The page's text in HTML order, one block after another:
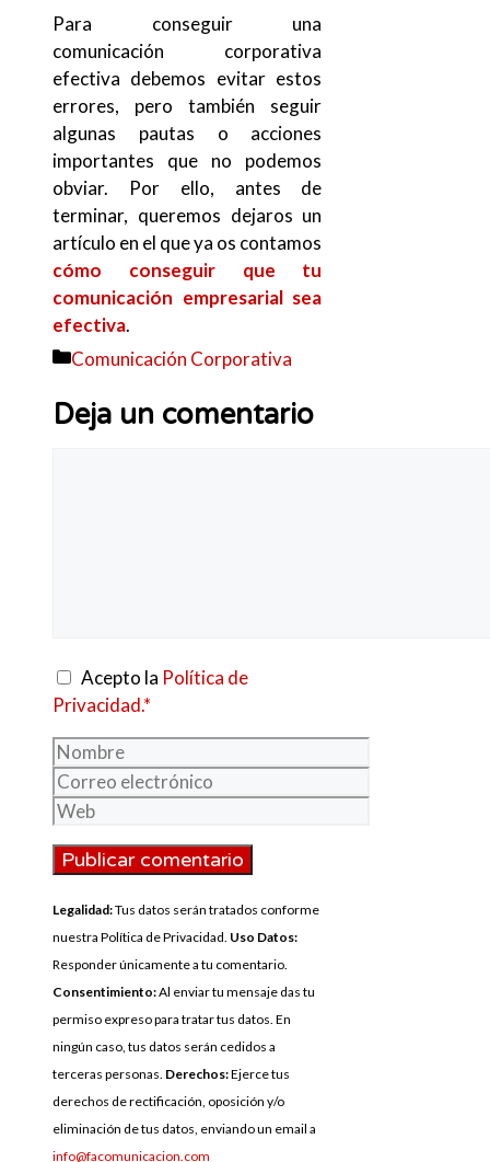
Para conseguir una
comunicación corporativa
efectiva debemos evitar estos
errores, pero también seguir
algunas pautas o acciones
importantes que no podemos
obviar. Por ello, antes de
terminar, queremos dejaros un
artículo en el que ya os contamos
cómo conseguir que tu
comunicación empresarial sea
efectiva.
Categorías
Comunicación Corporativa
Deja un comentario
Acepto la Política de
Privacidad.*
Nombre
Correo
electrónico
Web
Legalidad:Tus datos serán tratados conforme
nuestra Política de Privacidad. Uso Datos:
Responder únicamente a tu comentario.
Consentimiento:Al enviar tu mensaje das tu
permiso expreso para tratar tus datos. En
ningún caso, tus datos serán cedidos a
terceras personas. Derechos:Ejerce tus
derechos de rectificación, oposición y/o
eliminación de tus datos, enviando un email a
info@facomunicacion.com